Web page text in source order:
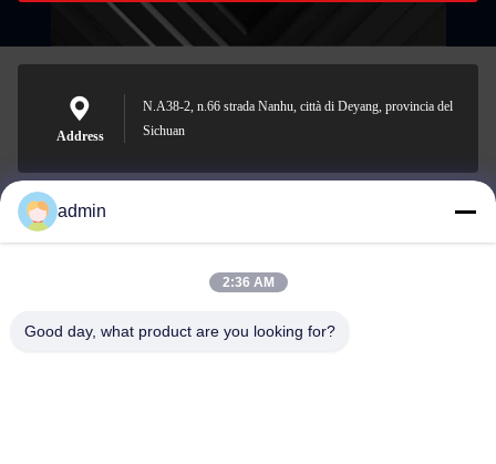
Address
N.A38-2, n.66 strada Nanhu, città di Deyang, provincia del
Sichuan
Nero@enlaibio.com
admin
2:36 AM
Good day, what product are you looking for?